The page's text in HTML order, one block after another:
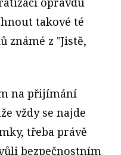
takové té
známé z "Jistě,
na přijímání
vždy se najde
třeba právě
bezpečnostním